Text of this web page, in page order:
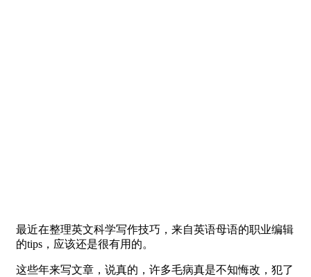
最近在整理英文科学写作技巧，来自英语母语的职业编辑
的tips，应该还是很有用的。
这些年来写文章，说真的，许多毛病真是不知悔改，犯了